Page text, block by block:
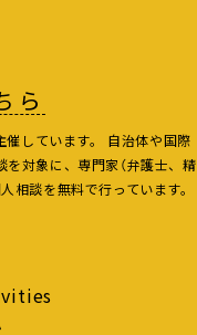
ら
しています。 自治体や国際
対象に、専門家（弁護士、精
相談を無料で行っています。